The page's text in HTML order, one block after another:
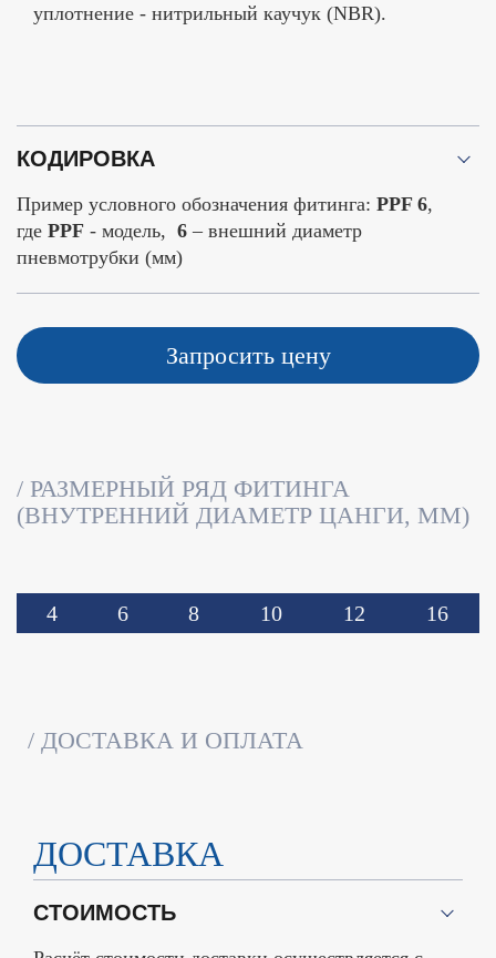
уплотнение - нитрильный каучук (NBR).
КОДИРОВКА
Пример условного обозначения фитинга: PPF 6,
где PPF - модель, 6 – внешний диаметр
пневмотрубки (мм)
Запросить цену
РАЗМЕРНЫЙ РЯД ФИТИНГА
(ВНУТРЕННИЙ ДИАМЕТР ЦАНГИ, ММ)
4 6 8 10 12 16
ДОСТАВКА И ОПЛАТА
ДОСТАВКА
СТОИМОСТЬ